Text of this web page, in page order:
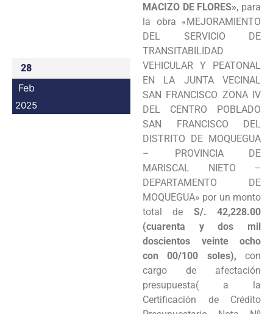
28
Feb
2025
MACIZO DE FLORES», para
la obra «MEJORAMIENTO
DEL SERVICIO DE
TRANSITABILIDAD
VEHICULAR Y PEATONAL
EN LA JUNTA VECINAL
SAN FRANCISCO ZONA IV
DEL CENTRO POBLADO
SAN FRANCISCO DEL
DISTRITO DE MOQUEGUA
– PROVINCIA DE
MARISCAL NIETO –
DEPARTAMENTO DE
MOQUEGUA» por un monto
total de S/. 42,228.00
(cuarenta y dos mil
doscientos veinte ocho
con 00/100 soles), con
cargo de afectación
presupuesta( a la
Certificación de Crédito